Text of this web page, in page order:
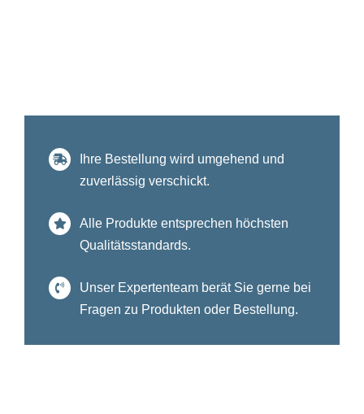
Ihre Bestellung wird umgehend und
zuverlässig verschickt.
Alle Produkte entsprechen höchsten
Qualitätsstandards.
Unser Expertenteam berät Sie gerne bei
Fragen zu Produkten oder Bestellung.